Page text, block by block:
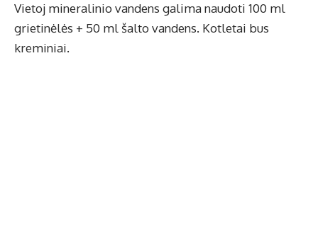
Vietoj mineralinio vandens galima naudoti 100 ml
grietinėlės + 50 ml šalto vandens. Kotletai bus
kreminiai.